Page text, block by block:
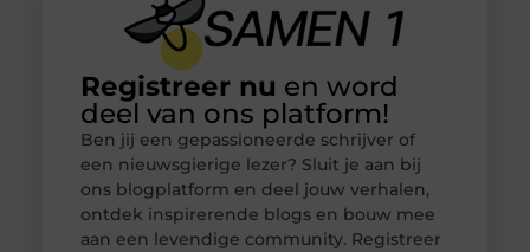
Registreer nu en word
deel van ons platform!
Ben jij een gepassioneerde schrijver of
een nieuwsgierige lezer? Sluit je aan bij
ons blogplatform en deel jouw verhalen,
ontdek inspirerende blogs en bouw mee
aan een levendige community. Registreer